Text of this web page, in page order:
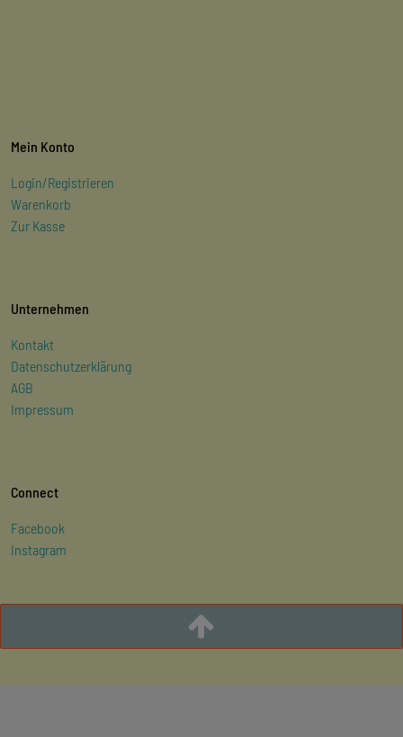
Mein Konto
Login/Registrieren
Warenkorb
Zur Kasse
Unternehmen
Kontakt
Datenschutzerklärung
AGB
Impressum
Connect
Facebook
Instagram